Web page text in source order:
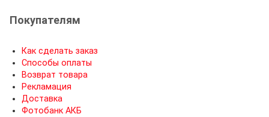
Покупателям
Как сделать заказ
Способы оплаты
Возврат товара
Рекламация
Доставка
Фотобанк АКБ